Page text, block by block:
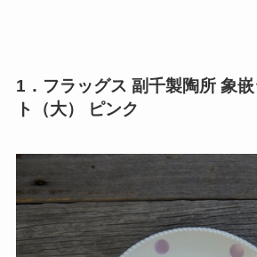
1．フラッグス 副千製陶所 象
ト（大） ピンク